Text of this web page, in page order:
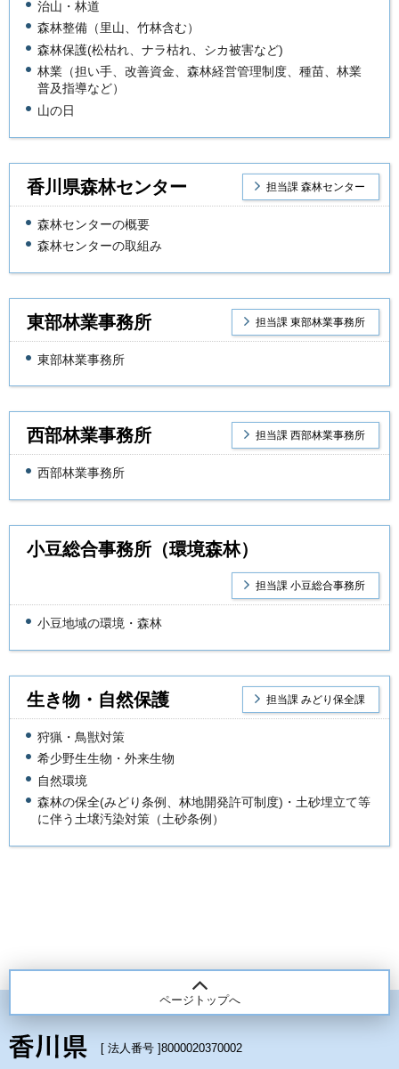
治山・林道
森林整備（里山、竹林含む）
森林保護(松枯れ、ナラ枯れ、シカ被害など)
林業（担い手、改善資金、森林経営管理制度、種苗、林業
普及指導など）
山の日
香川県森林センター 担当課 森林センター
森林センターの概要
森林センターの取組み
東部林業事務所 担当課 東部林業事務所
東部林業事務所
西部林業事務所 担当課 西部林業事務所
西部林業事務所
小豆総合事務所（環境森林）
担当課 小豆総合事務所
小豆地域の環境・森林
生き物・自然保護 担当課 みどり保全課
狩猟・鳥獣対策
希少野生生物・外来生物
自然環境
森林の保全(みどり条例、林地開発許可制度)・土砂埋立て等
に伴う土壌汚染対策（土砂条例）
ページトップへ
[ 法人番号 ]8000020370002